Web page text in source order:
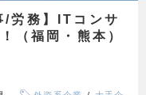
労務】ITコンサ
福岡・熊本）